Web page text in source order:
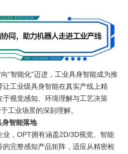
智能化”迈进，工业具身智能成为推
工业级具身智能在真实产线上精
视觉感知、环境理解与工艺决策
工业场景的深刻理解。
智能落地
，OPT拥有涵盖2D/3D视觉、智能
完整感知产品矩阵，适应从精密检